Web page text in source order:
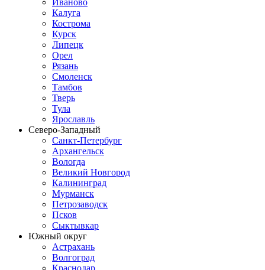
Калуга
Кострома
Курск
Липецк
Орел
Рязань
Смоленск
Тамбов
Тверь
Тула
Ярославль
Северо-Западный
Санкт-Петербург
Архангельск
Вологда
Великий Новгород
Калининград
Мурманск
Петрозаводск
Псков
Сыктывкар
Южный округ
Астрахань
Волгоград
Краснодар